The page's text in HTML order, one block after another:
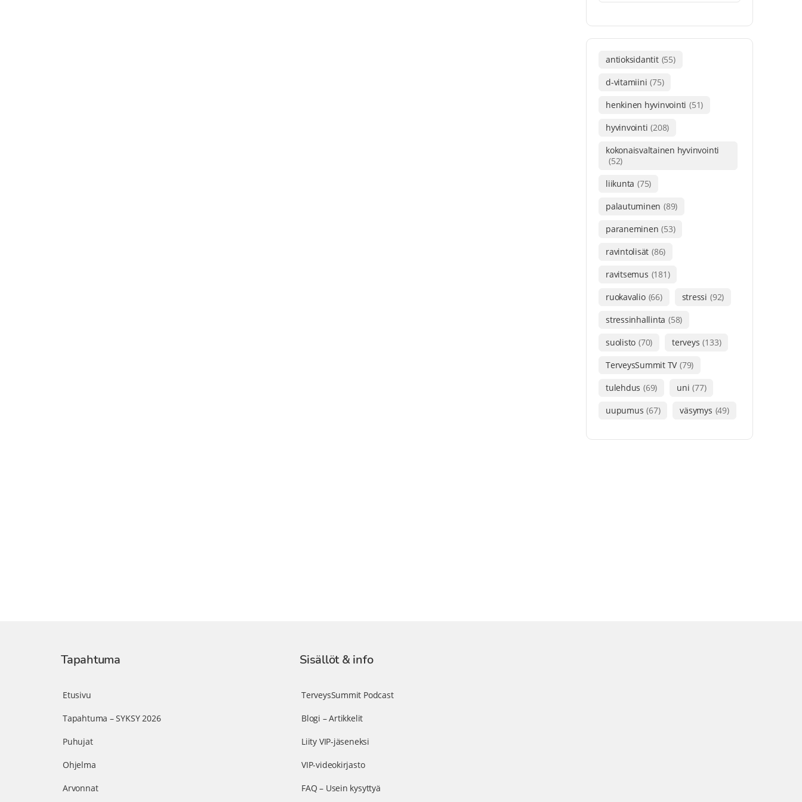
antioksidantit (55)
d-vitamiini (75)
henkinen hyvinvointi (51)
hyvinvointi (208)
kokonaisvaltainen hyvinvointi
(52)
liikunta (75)
palautuminen (89)
paraneminen (53)
ravintolisät (86)
ravitsemus (181)
ruokavalio (66) stressi (92)
stressinhallinta (58)
suolisto (70) terveys (133)
TerveysSummit TV (79)
tulehdus (69) uni (77)
uupumus (67) väsymys (49)
Tapahtuma
Etusivu
Tapahtuma – SYKSY 2026
Puhujat
Ohjelma
Arvonnat
Sisällöt & info
TerveysSummit Podcast
Blogi – Artikkelit
Liity VIP-jäseneksi
VIP-videokirjasto
FAQ – Usein kysyttyä